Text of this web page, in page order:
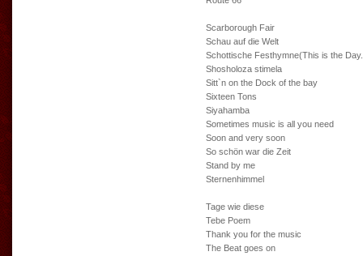
Scarborough Fair
Schau auf die Welt
Schottische Festhymne(This is the
Shosholoza stimela
Sitt`n on the Dock of the bay
Sixteen Tons
Siyahamba
Sometimes music is all you need
Soon and very soon
So schön war die Zeit
Stand by me
Sternenhimmel
Tage wie diese
Tebe Poem
Thank you for the music
The Beat goes on